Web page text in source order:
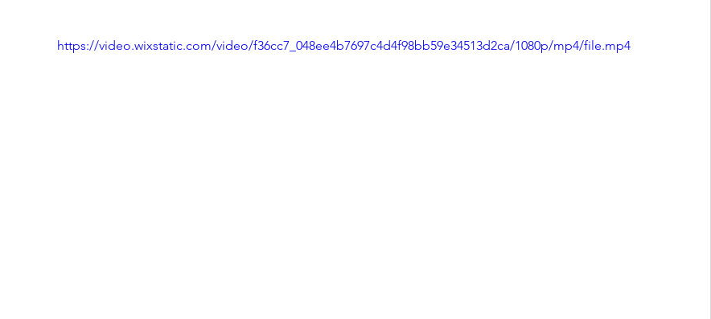
https://video.wixstatic.com/video/f36cc7_048ee4b7697c4d4f98bb59e34513d2ca/1080p/mp4/file.mp4